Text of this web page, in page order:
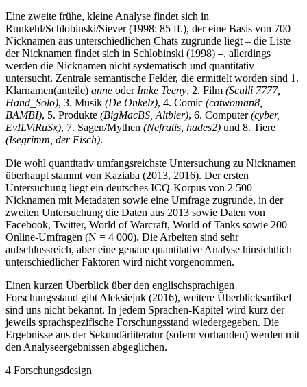
Eine zweite frühe, kleine Analyse findet sich in
Runkehl/Schlobinski/Siever (1998: 85 ff.), der eine Basis von 700
Nicknamen aus unterschiedlichen Chats zugrunde liegt – die Liste
der Nicknamen findet sich in Schlobinski (1998) –, allerdings
werden die Nicknamen nicht systematisch und quantitativ
untersucht. Zentrale semantische Felder, die ermittelt worden sind 1.
Klarnamen(anteile) anne oder Imke Teeny, 2. Film (Sculli 7777,
Hand_Solo), 3. Musik (De Onkelz), 4. Comic (catwoman8,
BAMBI), 5. Produkte (BigMacBS, Altbier), 6. Computer(cyber,
EvILViRuSx), 7. Sagen/Mythen (Nefratis, hades2) und 8. Tiere
(Isegrimm, der Fisch).
Die wohl quantitativ umfangsreichste Untersuchung zu Nicknamen
überhaupt stammt von Kaziaba (2013, 2016). Der ersten
Untersuchung liegt ein deutsches ICQ-Korpus von 2 500
Nicknamen mit Metadaten sowie eine Umfrage zugrunde, in der
zweiten Untersuchung die Daten aus 2013 sowie Daten von
Facebook, Twitter, World of Warcraft, World of Tanks sowie 200
Online-Umfragen (N = 4 000). Die Arbeiten sind sehr
aufschlussreich, aber eine genaue quantitative Analyse hinsichtlich
unterschiedlicher Faktoren wird nicht vorgenommen.
Einen kurzen Überblick über den englischsprachigen
Forschungsstand gibt Aleksiejuk (2016), weitere Überblicksartikel
sind uns nicht bekannt. In jedem Sprachen-Kapitel wird kurz der
jeweils sprachspezifische Forschungsstand wiedergegeben. Die
Ergebnisse aus der Sekundärliteratur (sofern vorhanden) werden mit
den Analyseergebnissen abgeglichen.
4 Forschungsdesign